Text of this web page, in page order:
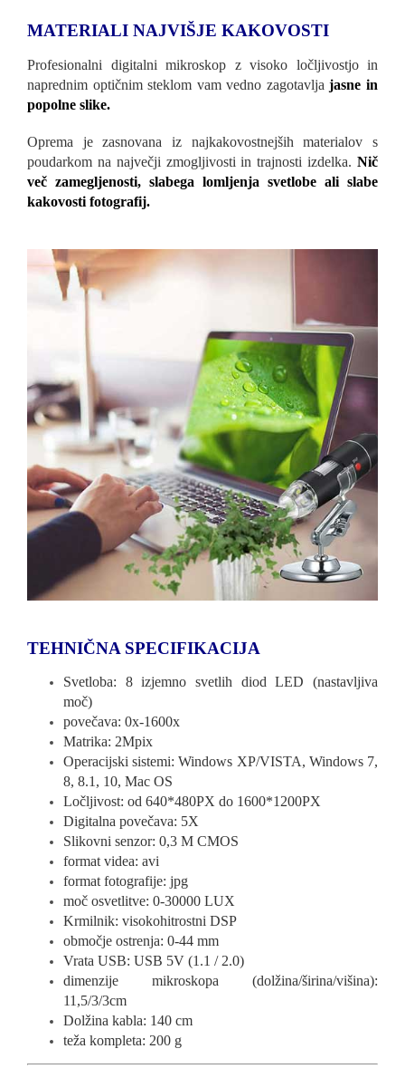
MATERIALI NAJVIŠJE KAKOVOSTI
Profesionalni digitalni mikroskop z visoko ločljivostjo in
naprednim optičnim steklom vam vedno zagotavljajasne in
popolne slike.
Oprema je zasnovana iz najkakovostnejših materialov s
poudarkom na največji zmogljivosti in trajnosti izdelka. Nič
več zamegljenosti, slabega lomljenja svetlobe ali slabe
kakovosti fotografij.
TEHNIČNA SPECIFIKACIJA
Svetloba: 8 izjemno svetlih diod LED (nastavljiva
moč)
povečava: 0x-1600x
Matrika: 2Mpix
Operacijski sistemi: Windows XP/VISTA, Windows 7,
8, 8.1, 10, Mac OS
Ločljivost: od 640*480PX do 1600*1200PX
Digitalna povečava: 5X
Slikovni senzor: 0,3 M CMOS
format videa: avi
format fotografije: jpg
moč osvetlitve: 0-30000 LUX
Krmilnik: visokohitrostni DSP
območje ostrenja: 0-44 mm
Vrata USB: USB 5V (1.1 / 2.0)
dimenzije mikroskopa (dolžina/širina/višina):
11,5/3/3cm
Dolžina kabla: 140 cm
teža kompleta: 200 g